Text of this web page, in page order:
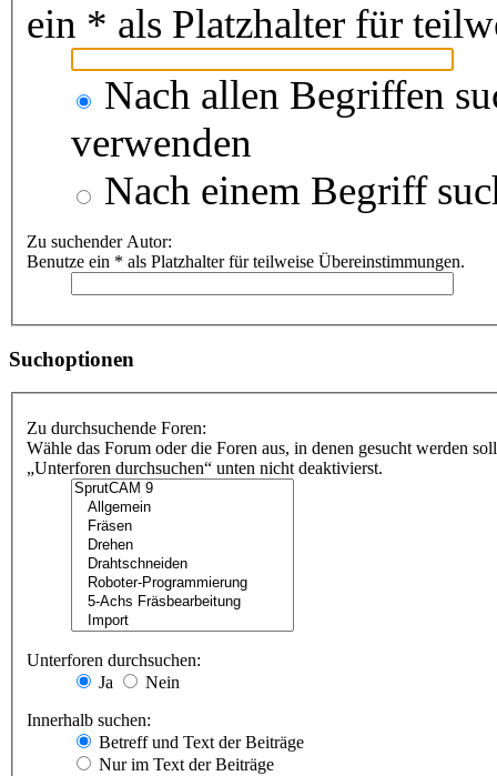
ein * als Platzhalter für
Nach allen Begriffen
verwenden
Nach einem Begriff
Zu suchender Autor:
Benutze ein * als Platzhalter für teilweise Übereinstimmungen.
Suchoptionen
Zu durchsuchende Foren:
Wähle das Forum oder die Foren aus, in denen gesucht werden
„Unterforen durchsuchen“ unten nicht deaktivierst.
Unterforen durchsuchen:
Ja
Nein
Innerhalb suchen:
Betreff und Text der Beiträge
Nur im Text der Beiträge